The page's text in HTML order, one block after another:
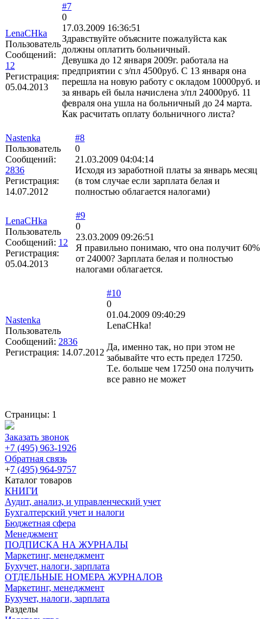
LenaCHka
Пользователь
Сообщений:
12
Регистрация:
05.04.2013
#7
0
17.03.2009 16:36:51
Здравствуйте объясните пожалуйста как
должны оплатить больничный.
Девушка до 12 января 2009г. работала на
предприятии с з/пл 4500руб. С 13 января она
перешла на новую работу с окладом 10000руб. и
за январь ей была начислена з/пл 24000руб. 11
февраля она ушла на больничный до 24 марта.
Как расчитать оплату больничного листа?
Nastenka
Пользователь
Сообщений:
2836
Регистрация:
14.07.2012
#8
0
21.03.2009 04:04:14
Исходя из заработной платы за январь месяц
(в том случае если зарплата белая и
полностью облагается налогами)
LenaCHka
Пользователь
Сообщений: 12
Регистрация:
05.04.2013
#9
0
23.03.2009 09:26:51
Я правильно понимаю, что она получит 60%
от 24000? Зарплата белая и полностью
налогами облагается.
Nastenka
Пользователь
Сообщений: 2836
Регистрация: 14.07.2012
#10
0
01.04.2009 09:40:29
LenaCHka!
Да, именно так, но при этом не
забывайте что есть предел 17250.
Т.е. больше чем 17250 она получить
все равно не может
Страницы: 1
Заказать звонок
+7 (495) 963-1926
Обратная связь
+7 (495) 964-9757
Каталог товаров
КНИГИ
Аудит, анализ, и управленческий учет
Бухгалтерский учет и налоги
Бюджетная сфера
Менеджмент
ПОДПИСКА НА ЖУРНАЛЫ
Маркетинг, менеджмент
Бухучет, налоги, зарплата
ОТДЕЛЬНЫЕ НОМЕРА ЖУРНАЛОВ
Маркетинг, менеджмент
Бухучет, налоги, зарплата
Разделы